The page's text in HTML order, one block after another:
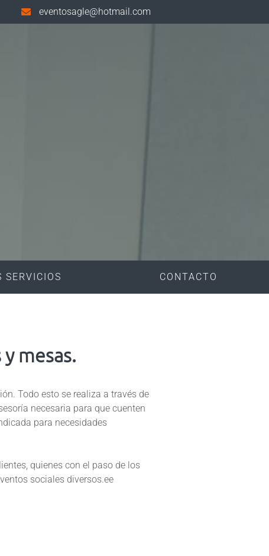
eventosagle@hotmail.com
SERVICIOS CONTACTO
mesas.
Todo esto se realiza a través de
necesaria para que cuenten
para necesidades
quienes con el paso de los
sociales diversos.ee